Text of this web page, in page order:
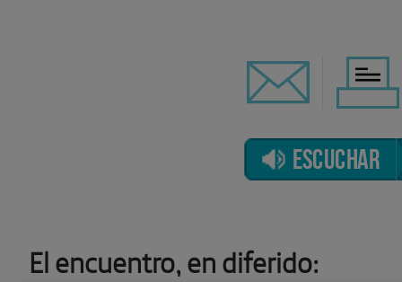
ESCUCHAR
El encuentro, en diferido: